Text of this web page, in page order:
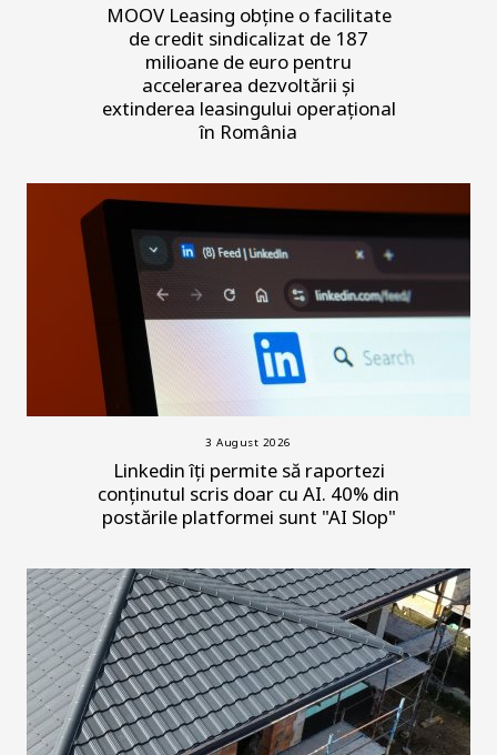
MOOV Leasing obține o facilitate
de credit sindicalizat de 187
milioane de euro pentru
accelerarea dezvoltării și
extinderea leasingului operațional
în România
3 August 2026
Linkedin îți permite să raportezi
conținutul scris doar cu AI. 40% din
postările platformei sunt "AI Slop"